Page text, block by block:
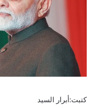
كتبت:أبرار السيد